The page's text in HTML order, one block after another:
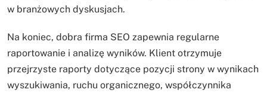
w branżowych dyskusjach.
Na koniec, dobra firma SEO zapewnia regularne
raportowanie i analizę wyników. Klient otrzymuje
przejrzyste raporty dotyczące pozycji strony w wynikach
wyszukiwania, ruchu organicznego, współczynnika